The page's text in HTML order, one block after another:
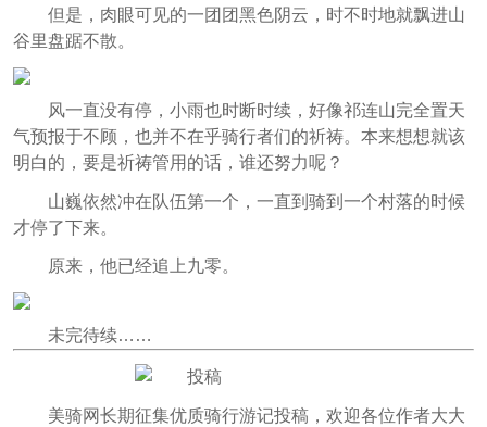
但是，肉眼可见的一团团黑色阴云，时不时地就飘进山
谷里盘踞不散。
风一直没有停，小雨也时断时续，好像祁连山完全置天
气预报于不顾，也并不在乎骑行者们的祈祷。本来想想就该
明白的，要是祈祷管用的话，谁还努力呢？
山巍依然冲在队伍第一个，一直到骑到一个村落的时候
才停了下来。
原来，他已经追上九零。
未完待续……
美骑网长期征集优质骑行游记投稿，欢迎各位作者大大